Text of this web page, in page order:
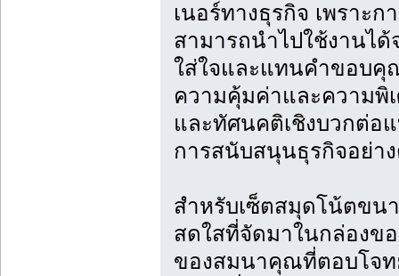
เนอร์ทางธุรกิจ เพราะ
สามารถนำไปใช้งานไ
ใส่ใจและแทนคำขอบคุ
ความคุ้มค่าและความพิ
และทัศนคติเชิงบวกต่อ
การสนับสนุนธุรกิจอย่าง
สำหรับเซ็ตสมุดโน้ตขน
สดใสที่จัดมาในกล่องข
ของสมนาคุณที่ตอบโจท